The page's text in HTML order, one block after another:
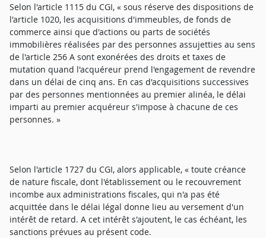
Selon l'article 1115 du CGI, « sous réserve des dispositions de
l'article 1020, les acquisitions d'immeubles, de fonds de
commerce ainsi que d'actions ou parts de sociétés
immobilières réalisées par des personnes assujetties au sens
de l'article 256 A sont exonérées des droits et taxes de
mutation quand l'acquéreur prend l'engagement de revendre
dans un délai de cinq ans. En cas d'acquisitions successives
par des personnes mentionnées au premier alinéa, le délai
imparti au premier acquéreur s'impose à chacune de ces
personnes. »
Selon l'article 1727 du CGI, alors applicable, « toute créance
de nature fiscale, dont l'établissement ou le recouvrement
incombe aux administrations fiscales, qui n'a pas été
acquittée dans le délai légal donne lieu au versement d'un
intérêt de retard. A cet intérêt s'ajoutent, le cas échéant, les
sanctions prévues au présent code.